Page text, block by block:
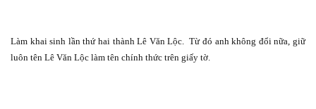
Làm khai sinh lần thứ hai thành Lê Văn Lộc. Từ đó anh không đổi nữa, giữ
luôn tên Lê Văn Lộc làm tên chính thức trên giấy tờ.